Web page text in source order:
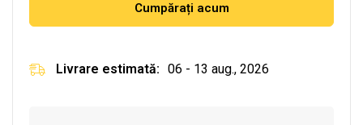
Cumpărați acum
Livrare estimată: 06 - 13 aug., 2026